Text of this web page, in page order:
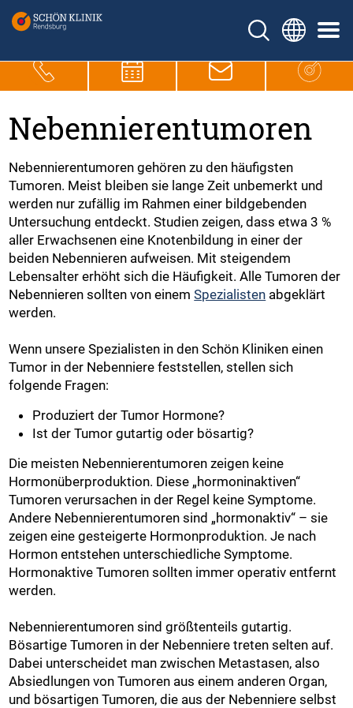
Nebennierentumoren
Nebennierentumoren gehören zu den häufigsten
Tumoren. Meist bleiben sie lange Zeit unbemerkt und
werden nur zufällig im Rahmen einer bildgebenden
Untersuchung entdeckt. Studien zeigen, dass etwa 3 %
aller Erwachsenen eine Knotenbildung in einer der
beiden Nebennieren aufweisen. Mit steigendem
Lebensalter erhöht sich die Häufigkeit. Alle Tumoren der
Nebennieren sollten von einemSpezialisten abgeklärt
werden.
Wenn unsere Spezialisten in den Schön Kliniken einen
Tumor in der Nebenniere feststellen, stellen sich
folgende Fragen:
Produziert der Tumor Hormone?
Ist der Tumor gutartig oder bösartig?
Die meisten Nebennierentumoren zeigen keine
Hormonüberproduktion. Diese „hormoninaktiven“
Tumoren verursachen in der Regel keine Symptome.
Andere Nebennierentumoren sind „hormonaktiv“ – sie
zeigen eine gesteigerte Hormonproduktion. Je nach
Hormon entstehen unterschiedliche Symptome.
Hormonaktive Tumoren sollten immer operativ entfernt
werden.
Nebennierentumoren sind größtenteils gutartig.
Bösartige Tumoren in der Nebenniere treten selten auf.
Dabei unterscheidet man zwischen Metastasen, also
Absiedlungen von Tumoren aus einem anderen Organ,
und bösartigen Tumoren, die aus der Nebenniere selbst